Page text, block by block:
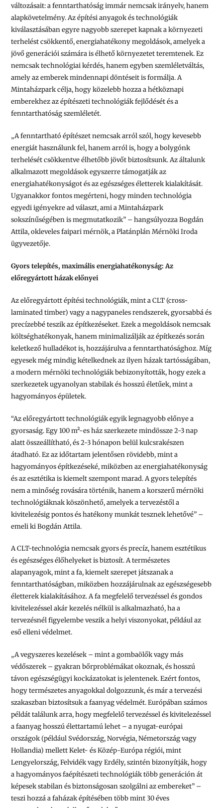
változásait: a fenntarthatóság immár nemcsak irányelv, hanem
alapkövetelmény. Az építési anyagok és technológiák
kiválasztásában egyre nagyobb szerepet kapnak a környezeti
terhelést csökkentő, energiahatékony megoldások, amelyek a
jövő generációi számára is élhető környezetet teremtenek. Ez
nemcsak technológiai kérdés, hanem egyben szemléletváltás,
amely az emberek mindennapi döntéseit is formálja. A
Mintaházpark célja, hogy közelebb hozza a hétköznapi
emberekhez az építészeti technológiák fejlődését és a
fenntarthatóság szemléletét.
„A fenntartható építészet nemcsak arról szól, hogy kevesebb
energiát használunk fel, hanem arról is, hogy a bolygónk
terhelését csökkentve élhetőbb jövőt biztosítsunk. Az általunk
alkalmazott megoldások egyszerre támogatják az
energiahatékonyságot és az egészséges életterek kialakítását.
Ugyanakkor fontos megérteni, hogy minden technológia
egyedi igényekre ad választ, ami a Mintaházpark
sokszínűségében is megmutatkozik” – hangsúlyozza Bogdán
Attila, okleveles faipari mérnök, a Platánplán Mérnöki Iroda
ügyvezetője.
Gyors telepítés, maximális energiahatékonyság: Az
előregyártott házak előnyei
Az előregyártott építési technológiák, mint a CLT (cross-
laminated timber) vagy a nagypaneles rendszerek, gyorsabbá és
precízebbé teszik az építkezéseket. Ezek a megoldások nemcsak
költséghatékonyak, hanem minimalizálják az építkezés során
keletkező hulladékot is, hozzájárulva a fenntarthatósághoz. Míg
egyesek még mindig kételkednek az ilyen házak tartósságában,
a modern mérnöki technológiák bebizonyították, hogy ezek a
szerkezetek ugyanolyan stabilak és hosszú életűek, mint a
hagyományos épületek.
“Az előregyártott technológiák egyik legnagyobb előnye a
gyorsaság. Egy 100 m²-es ház szerkezete mindössze 2-3 nap
alatt összeállítható, és 2-3 hónapon belül kulcsrakészen
átadható. Ez az időtartam jelentősen rövidebb, mint a
hagyományos építkezéseké, miközben az energiahatékonyság
és az esztétika is kiemelt szempont marad. A gyors telepítés
nem a minőség rovására történik, hanem a korszerű mérnöki
technológiáknak köszönhető, amelyek a tervezéstől a
kivitelezésig pontos és hatékony munkát tesznek lehetővé” –
emeli ki Bogdán Attila.
A CLT-technológia nemcsak gyors és precíz, hanem esztétikus
és egészséges élőhelyeket is biztosít. A természetes
alapanyagok, mint a fa, kiemelt szerepet játszanak a
fenntarthatóságban, miközben hozzájárulnak az egészségesebb
életterek kialakításához. A fa megfelelő tervezéssel és gondos
kivitelezéssel akár kezelés nélkül is alkalmazható, ha a
tervezésnél figyelembe veszik a helyi viszonyokat, például az
eső elleni védelmet.
„A vegyszeres kezelések – mint a gombaölők vagy más
védőszerek – gyakran bőrproblémákat okoznak, és hosszú
távon egészségügyi kockázatokat is jelentenek. Ezért fontos,
hogy természetes anyagokkal dolgozzunk, és már a tervezési
szakaszban biztosítsuk a faanyag védelmét. Európában számos
példát találunk arra, hogy megfelelő tervezéssel és kivitelezéssel
a faanyag hosszú élettartamú lehet – a nyugat-európai
országok (például Svédország, Norvégia, Németország vagy
Hollandia) mellett Kelet- és Közép-Európa régiói, mint
Lengyelország, Felvidék vagy Erdély, szintén bizonyítják, hogy
a hagyományos faépítészeti technológiák több generáción át
képesek stabilan és biztonságosan szolgálni az embereket” –
teszi hozzá a faházak építésében több mint 30 éves